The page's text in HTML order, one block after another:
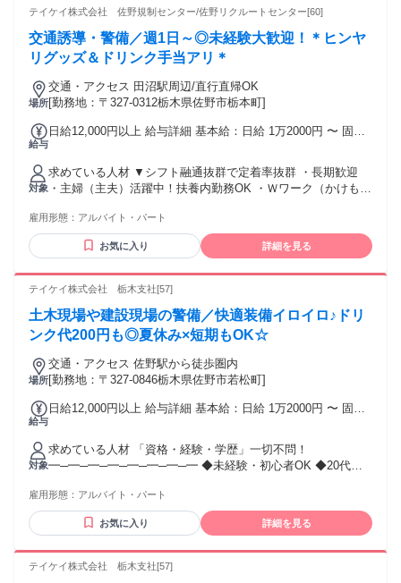
がら解体の専門知識を身につけたい ・経験や資格を活かして
い ・周囲や作業中の安全作業を考えられる ・会社とともに成
長したい・向上心がある ・プライベートや休日はしっかり休
時間も大切にして働きたい など －－－－－－－－－－－－－
－－－－－－－ ＜＜未経験者歓迎！経験不問！学歴不問＞＞
解体の専門知識を学びたい｣ ｢未経験から建設業や環境保全に
｢日々成長できる職場環境で働きたい｣…など あなたのそんな
希望、当社で実現可能です！ －－－－－－－－－－－－－－
体作業員、とび職、現場監督、建設作業、 建設機械のオペレ
ーター、解体工事、職人、 重機オペレーター、解体重機オペ
レーター、 建設作業員、足場作業員、土木作業員 など ※※
あり（例外事由1号・60歳未満（定年のため））
テイケイ株式会社 佐野規制センター/佐野リクルートセンター[60]
交通誘導・警備／週1日～◎未経験大歓迎！＊ヒンヤ
リグッズ＆ドリンク手当アリ＊
場所
交通・アクセス 田沼駅周辺/直行直帰OK
[勤務地：〒327-0312栃木県佐野市栃本町]
給与
日給12,000円以上 給与詳細 基本給：日給 1万2000円 〜 固定
勤・家族手当金額：なし 全員に一律で支払われるその他手当
金額：なし 【日勤】日給1万円 【夜勤】日給1万2000円 - ／
資格・役職によって さらに高額手当支給!! 高収入・高額求人
をお探しの方に！ ＼ ＊高速道路本線の警備は日給＋500円 運
給＋500円 (資格配置現場なら＋1500円) 1級：日給＋800円 (資
格配置現場なら＋1800円)
対象
求めている人材 ▼シフト融通抜群で定着率抜群 ・長期歓迎
・主婦（主夫）活躍中！扶養内勤務OK ・Ｗワーク（かけも
学歴・資格・経験一切不問！ ・未経験・初心者OK ・無資格
の18歳スタッフ活躍中 ・20代・30代の若手（若者）活躍中 ・
40代・50代の中高年/ミドル活躍中 ・60代以上のシニア活躍中
験のある方【採用率UP!!】 ★イベント警備、雑踏警備の経験
者や 道路警備、駐車場警備の経験者 ★巡回、監視、安全管理
の業務経験者 ★交通誘導警備業務2級資格をお持ちの方 ＜先
者や ・販売、接客、コンビニや土木系の経験者など 様々な業
界の経験者が幅広く活躍中！
雇用形態： アルバイト・パート
お気に入り 詳細を見る
テイケイ株式会社 栃木支社[57]
土木現場や建設現場の警備／快適装備イロイロ♪ドリ
ンク代200円も◎夏休み×短期もOK☆
場所
交通・アクセス 佐野駅から徒歩圏内
[勤務地：〒327-0846栃木県佐野市若松町]
給与
日給12,000円以上 給与詳細 基本給：日給 1万2000円 〜 固定
勤・家族手当金額：なし 全員に一律で支払われるその他手当
金額：なし 【日勤】日給1万円 【夜勤】日給1万2000円 - ／
資格・役職によって さらに高額手当支給!! 高収入・高額求人
をお探しの方に！ ＼ ＊高速道路本線の警備は日給＋500円 運
給＋500円 (資格配置現場なら＋1500円) 1級：日給＋800円 (資
格配置現場なら＋1800円)
対象
求めている人材 「資格・経験・学歴」一切不問！
━─━─━─━─━─━─━─━ ◆未経験・初心者OK ◆20代・
中 ◆60代以上のシニア活躍中 ◆無資格歓迎 ◆フリーター、
ブランクのある方歓迎 「シフト自由」で働きやすさ抜群
━─━─━─━─━─━─━─━ ◆学生歓迎!! ◆長期歓迎 ◆主婦
業）OK 「採用率UP!!」警備経験のある方
雇用形態： アルバイト・パート
お気に入り 詳細を見る
テイケイ株式会社 栃木支社[57]